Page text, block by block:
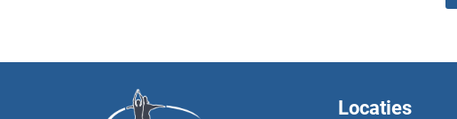
Locaties